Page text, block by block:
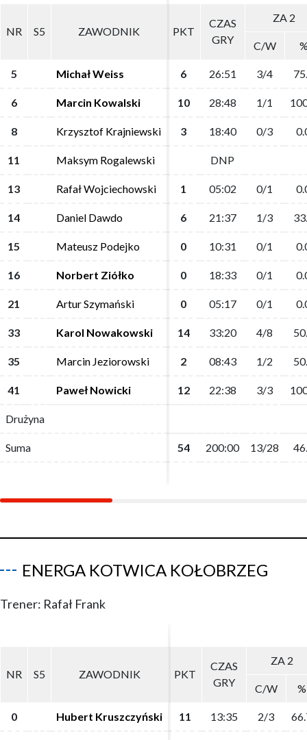
NR S5 ZAWODNIK PKT
CZAS
GRY
ZA 2
C/W
5 Michał Weiss 6 26:51 3/4
6 Marcin Kowalski 10 28:48 1/1
8 Krzysztof Krajniewski 3 18:40 0/3
11 Maksym Rogalewski DNP
13 Rafał Wojciechowski 1 05:02 0/1
14 Daniel Dawdo 6 21:37 1/3
15 Mateusz Podejko 0 10:31 0/1
16 Norbert Ziółko 0 18:33 0/1
21 Artur Szymański 0 05:17 0/1
33 Karol Nowakowski 14 33:20 4/8
35 Marcin Jeziorowski 2 08:43 1/2
41 Paweł Nowicki 12 22:38 3/3
Drużyna
Suma 54 200:00 13/28
NR S5 ZAWODNIK PKT
CZAS
GRY
ZA 2
C/W
5 Michał Weiss 6 26:51 3/4
6 Marcin Kowalski 10 28:48 1/1
8 Krzysztof Krajniewski 3 18:40 0/3
11 Maksym Rogalewski DNP
13 Rafał Wojciechowski 1 05:02 0/1
14 Daniel Dawdo 6 21:37 1/3
15 Mateusz Podejko 0 10:31 0/1
16 Norbert Ziółko 0 18:33 0/1
21 Artur Szymański 0 05:17 0/1
33 Karol Nowakowski 14 33:20 4/8
35 Marcin Jeziorowski 2 08:43 1/2
41 Paweł Nowicki 12 22:38 3/3
Drużyna
Suma 54 200:00 13/28
ENERGA KOTWICA KOŁOBRZEG
Trener: Rafał Frank
NR S5 ZAWODNIK PKT
CZAS
GRY
ZA 2
C/W %
0 Hubert Kruszczyński 11 13:35 2/3
NR S5 ZAWODNIK PKT
CZAS
GRY
ZA 2
C/W %
0 Hubert Kruszczyński 11 13:35 2/3